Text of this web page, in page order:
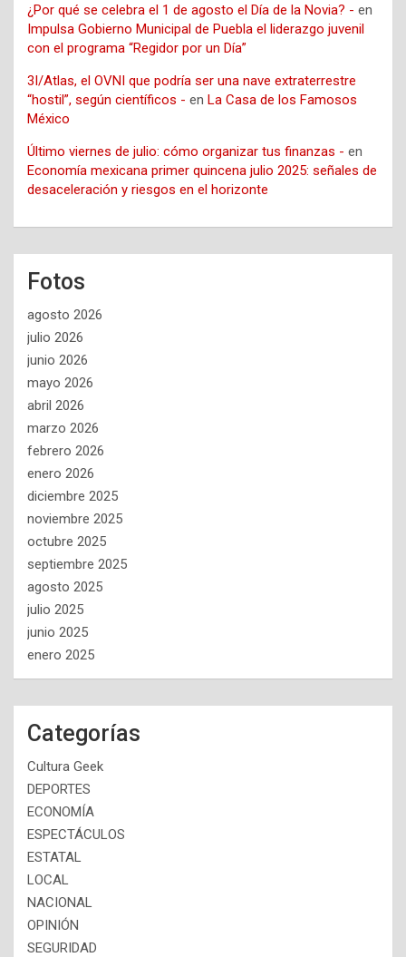
¿Por qué se celebra el 1 de agosto el Día de la Novia? - en
Impulsa Gobierno Municipal de Puebla el liderazgo juvenil
con el programa “Regidor por un Día”
3I/Atlas, el OVNI que podría ser una nave extraterrestre
“hostil”, según científicos - en La Casa de los Famosos
México
Último viernes de julio: cómo organizar tus finanzas - en
Economía mexicana primer quincena julio 2025: señales de
desaceleración y riesgos en el horizonte
Fotos
agosto 2026
julio 2026
junio 2026
mayo 2026
abril 2026
marzo 2026
febrero 2026
enero 2026
diciembre 2025
noviembre 2025
octubre 2025
septiembre 2025
agosto 2025
julio 2025
junio 2025
enero 2025
Categorías
Cultura Geek
DEPORTES
ECONOMÍA
ESPECTÁCULOS
ESTATAL
LOCAL
NACIONAL
OPINIÓN
SEGURIDAD